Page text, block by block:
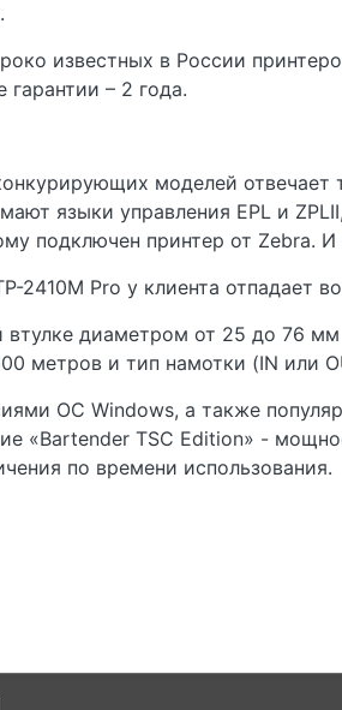
известных в России
– 2 года.
моделей отвечает
языки управления EPL и
подключен принтер от Zebra. И
2410M Pro у клиента
втулке диаметром от 25 до 76 мм
метров и тип намотки (IN или
ОС Windows, а также
«Bartender TSC Edition» -
по времени использования.